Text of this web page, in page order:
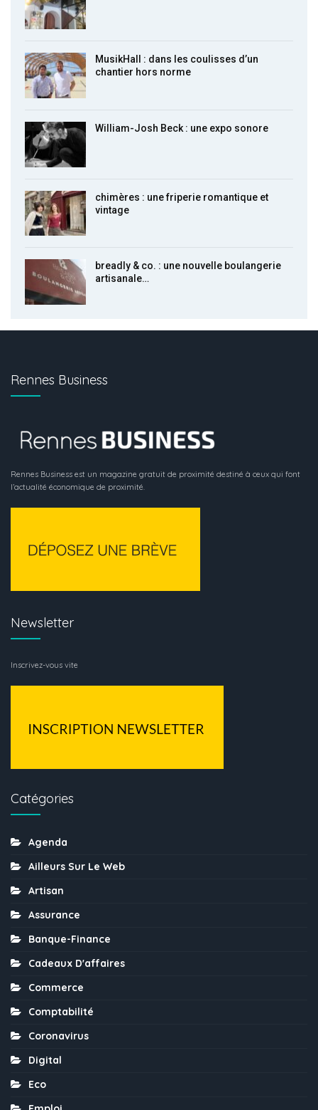
MusikHall : dans les coulisses d’un
chantier hors norme
William-Josh Beck : une expo sonore
chimères : une friperie romantique et
vintage
breadly & co. : une nouvelle boulangerie
artisanale…
Rennes Business
Rennes Business est un magazine gratuit de proximité destiné à ceux qui font
l’actualité économique de proximité.
Newsletter
Inscrivez-vous vite
Catégories
Agenda
Ailleurs Sur Le Web
Artisan
Assurance
Banque-Finance
Cadeaux D'affaires
Commerce
Comptabilité
Coronavirus
Digital
Eco